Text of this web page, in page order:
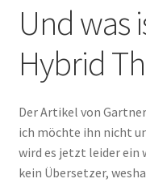
Und was
Hybrid
Der Artikel von
ich möchte ihn nicht
wird es jetzt leider ein
kein Übersetzer,